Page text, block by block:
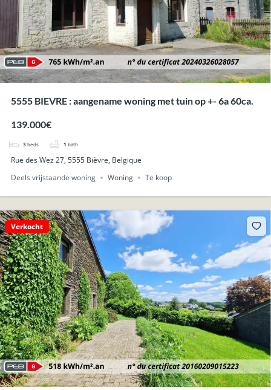
5555 BIEVRE : aangename woning met tuin op +- 6a 60ca.
139.000€
3 beds 1 bath
Rue des Wez 27, 5555 Bièvre, Belgique
Deels vrijstaande woning
Woning Te koop
Verkocht